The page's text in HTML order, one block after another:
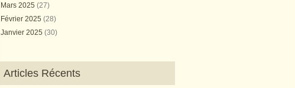
Mars 2025 (27)
Février 2025 (28)
Janvier 2025 (30)
Articles Récents